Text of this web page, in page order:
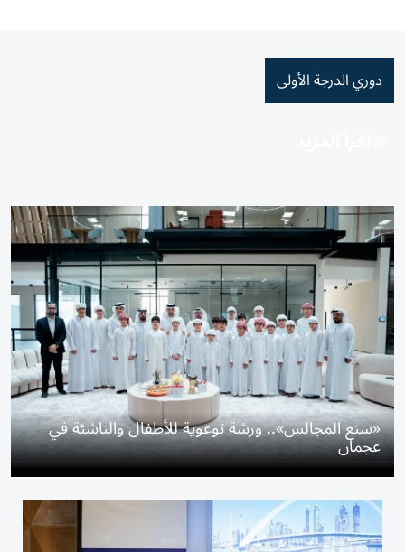
دوري الدرجة الأولى
«سنع المجالس».. ورشة توعوية للأطفال والناشئة في
عجمان